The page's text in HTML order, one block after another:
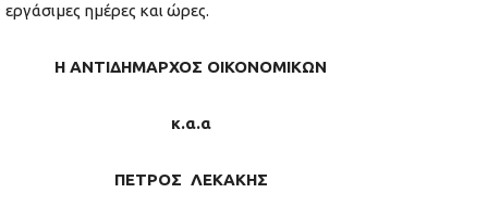
εργάσιμες ημέρες και ώρες.
Η ΑΝΤΙΔΗΜΑΡΧΟΣ ΟΙΚΟΝΟΜΙΚΩΝ
κ.α.α
ΠΕΤΡΟΣ ΛΕΚΑΚΗΣ